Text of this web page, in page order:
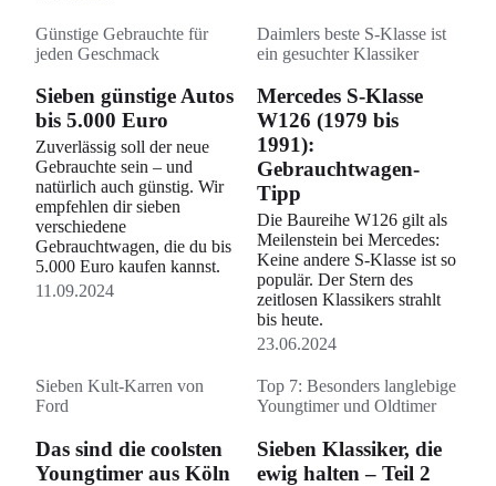
Günstige Gebrauchte für
jeden Geschmack
Sieben günstige Autos
bis 5.000 Euro
Zuverlässig soll der neue
Gebrauchte sein – und
natürlich auch günstig. Wir
empfehlen dir sieben
verschiedene
Gebrauchtwagen, die du bis
5.000 Euro kaufen kannst.
11.09.2024
Daimlers beste S-Klasse ist
ein gesuchter Klassiker
Mercedes S-Klasse
W126 (1979 bis
1991):
Gebrauchtwagen-
Tipp
Die Baureihe W126 gilt als
Meilenstein bei Mercedes:
Keine andere S-Klasse ist so
populär. Der Stern des
zeitlosen Klassikers strahlt
bis heute.
23.06.2024
Sieben Kult-Karren von
Ford
Das sind die coolsten
Youngtimer aus Köln
Top 7: Besonders langlebige
Youngtimer und Oldtimer
Sieben Klassiker, die
ewig halten – Teil 2